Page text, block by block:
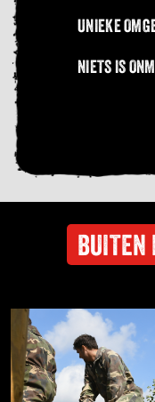
UNIEKE
NIETS IS
BUITEN